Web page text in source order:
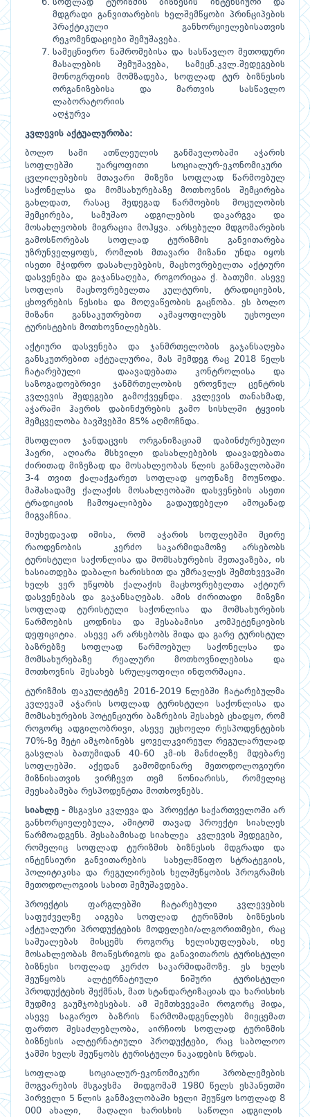
სოფლად ტურიზმის ბიზნესის ინტენსიური და
მდგრადი განვითარების ხელშემწყობი პრინციპების
პრაქტიკული განხორციელებისათვის
რეკომენდაციები შემუშავება.
სამეცნიერო ნაშრომებისა და სასწავლო მეთოდური
მასალების შემუშავება, სამეცნ.კვლ.შედეგების
მონოგრფიის მომზადება, სოფლად ტურ ბიზნესის
ორგანიზებისა და მართვის სასწავლო
ლაბორატორიის
აღჭურვა
კვლევის აქტუალურობა:
ბოლო სამი ათწლეულის განმავლობაში აჭარის
სოფლებში უარყოფითი სოციალურ-ეკონომიკური
ცვლილებების მთავარი მიზეზი სოფლად წარმოებულ
საქონელსა და მომსახურებაზე მოთხოვნის შემცირება
გახლდათ, რასაც შედეგად წარმოების მოცულობის
შემცირება, სამუშაო ადგილების დაკარგვა და
მოსახლეობის მიგრაცია მოჰყვა. არსებული მდგომარების
გამოსწორებას სოფლად ტურიზმის განვითარება
უზრუნველყოფს, რომლის მთავარი მიზანი უნდა იყოს
ისეთი მჭიდრო დასახლებების, მაცხოვრებელთა აქტიური
დასვენება და გაჯანსაღება, როგორიცაა ქ. ბათუმი. ასევე
სოფლის მაცხოვრებელთა კულტურის, ტრადიციების,
ცხოვრების წესისა და მოღვაწეობის გაცნობა. ეს ბოლო
მიზანი განსაკუთრებით აკმაყოფილებს უცხოელი
ტურისტების მოთხოვნილებებს.
აქტიური დასვენება და ჯანმრთელობის გაჯანსაღება
განსკუთრებით აქტუალურია, მას შემდეგ რაც 2018 წელს
ჩატარებული დაავადებათა კონტროლისა და
საზოგადოებრივი ჯანმრთელობის ეროვნულ ცენტრის
კვლევის შედეგები გამოქვეყნდა. კვლევის თანახმად,
აჭარაში ჰაერის დაბინძურების გამო სისხლში ტყვიის
შემცველობა ბავშვებში 85% აღმოჩნდა.
მსოფლიო ჯანდაცვის ორგანიზაციამ დაბინძურებული
ჰაერი, აღიარა მსხვილი დასახლებების დაავადებათა
ძირითად მიზეზად და მოსახლეობას წლის განმავლობაში
3-4 თვით ქალაქგარეთ სოფლად ყოფნაზე მოუწოდა.
მაშასადამე ქალაქის მოსახლეობაში დასვენების ასეთი
ტრადიციის ჩამოყალიბება გადაუდებელი ამოცანად
მიგვაჩნია.
მიუხედავად იმისა, რომ აჭარის სოფლებში მცირე
რაოდენობის კერძო საკარმიდამოზე არსებობს
ტურისტული საქონლისა და მომსახურების შეთავაზება, ის
ხასიათდება დაბალი ხარისხით და უმრავლეს შემთხვევაში
ხელს ვერ უწყობს ქალაქის მაცხოვრებელთა აქტიურ
დასვენებას და გაჯანსაღებას. ამის ძირითადი მიზეზი
სოფლად ტურისტული საქონლისა და მომსახურების
წარმოების ცოდნისა და შესაბამისი კომპეტენციების
დეფიციტია. ასევე არ არსებობს შიდა და გარე ტურისტულ
ბაზრებზე სოფლად წარმოებულ საქონელსა და
მომსახურებაზე რეალური მოთხოვნილებისა და
მოთხოვნის შესახებ სრულყოფილი ინფორმაცია.
ტურიზმის ფაკულტეტზე 2016-2019 წლებში ჩატარებულმა
კვლევამ აჭარის სოფლად ტურისტული საქონლისა და
მომსახურების პოტენციური ბაზრების შესახებ ცხადყო, რომ
როგორც ადგილობრივი, ასევე უცხოელი რესპოდენტების
70%-ზე მეტი ამჯობინებს ყოველკვირეულ რეგულარულად
გასვლას ბათუმიდან 40-60 კმ-ის მანძილზე მდებარე
სოფლებში. აქედან გამომდინარე მეთოდოლოგიური
მიზნისათვის ვირჩევთ თემ წონიარისს, რომელიც
შეესაბამება რესპოდენტთა მოთხოვნებს.
სიახლე - მსგავსი კვლევა და პროექტი საქართველოში არ
განხორციელებულა, ამიტომ თავად პროექტი სიახლეს
წარმოადგენს. შესაბამისად სიახლეა კვლევის შედეგები,
რომელიც სოფლად ტურიზმის ბიზნესის მდგრადი და
ინტენსიური განვითარების სახელმწიფო სტრატეგიის,
პოლიტიკისა და რეგულირების ხელშეწყობის პროგრამის
მეთოდოლოგიის სახით შემუშავდება.
პროექტის ფარგლებში ჩატარებული კვლევების
საფუძველზე აიგება სოფლად ტურიზმის ბიზნესის
აქტუალური პროდუქტების მოდელები/ალგორითმები, რაც
საშუალებას მისცემს როგორც ხელისუფლებას, ისე
მოსახლეობას მოაწესრიგოს და განავითაროს ტურისტული
ბიზნესი სოფლად კერძო საკარმიდამოზე. ეს ხელს
შეუწყობს ალტერნატიული ნიშური ტურისტული
პროდუქტების შექმნას, მათ სტანდარტიზაციას და ხარისხის
მუდმივ გაუმჯობესებას. ამ შემთხვევაში როგორც შიდა,
ასევე საგარეო ბაზრის წარმომადგენლებს მიეცემათ
ფართო შესაძლებლობა, აირჩიოს სოფლად ტურიზმის
ბიზნესის ალტერნატიული პროდუქტები, რაც საბოლოო
ჯამში ხელს შეუწყობს ტურისტული ნაკადების ზრდას.
სოფლად სოციალურ-ეკონომიკური პრობლემების
მოგვარების მსგავსმა მიდგომამ 1980 წელს ესპანეთში
პირველი 5 წლის განმავლობაში ხელი შეუწყო სოფლად 8
000 ახალი, მაღალი ხარისხის საწოლი ადგილის